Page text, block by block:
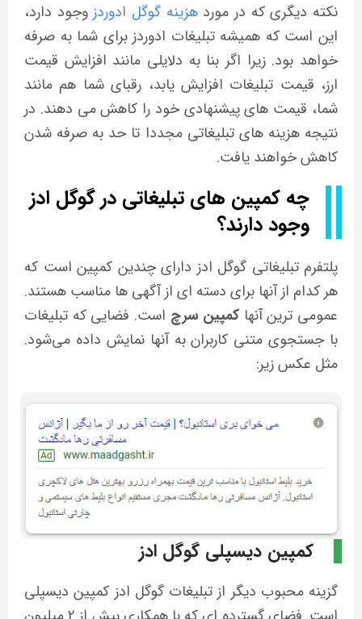
نکته دیگری که در موردهزینه گوگل ادوردز وجود دارد،
این است که همیشه تبلیغات ادوردز برای شما به صرفه
خواهد بود. زیرا اگر بنا به دلایلی مانند افزایش قیمت
ارز، قیمت تبلیغات افزایش یابد، رقبای شما هم مانند
شما، قیمت های پیشنهادی خود را کاهش می دهند. در
نتیجه هزینه های تبلیغاتی مجددا تا حد به صرفه شدن
کاهش خواهند یافت.
چه کمپین های تبلیغاتی در گوگل ادز
وجود دارند؟
پلتفرم تبلیغاتی گوگل ادز دارای چندین کمپین است که
هر کدام از آنها برای دسته ای از آگهی ها مناسب هستند.
عمومی ترین آنها کمپین سرچ است. فضایی که تبلیغات
با جستجوی متنی کاربران به آنها نمایش داده می‌شود.
مثل عکس زیر:
کمپین دیسپلی گوگل ادز
گزینه محبوب دیگر از تبلیغات گوگل ادز کمپین دیسپلی